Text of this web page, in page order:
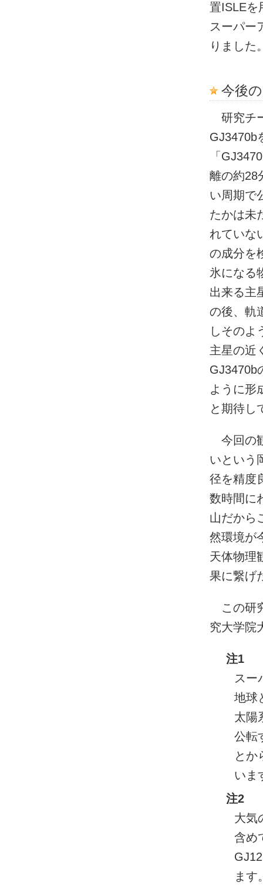
置ISLEを
スーパー
りました
今後
研究チ
GJ3470b
「
離の約28
い周期で
たかは未
れていな
の成分を
氷になる
出来る主
の後、軌
しそのよ
主星の近
GJ3470b
ように形
と期待し
今回の
いという
径を精度
数時間に
山だから
然環境が
天体物理
果に繋げ
この研
究大学院
注1
スー
地球
太陽
公転
とか
いま
注2
大気
含め
ます